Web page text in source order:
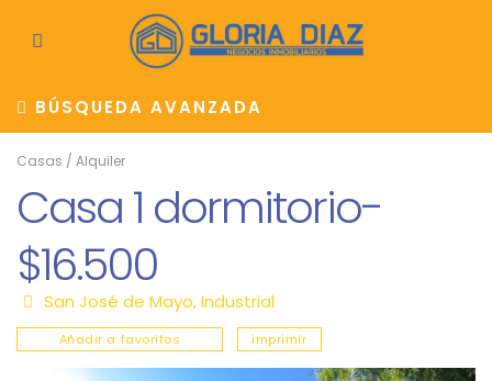
BÚSQUEDA AVANZADA
Casas / Alquiler
Casa 1 dormitorio-
$16.500
San José de Mayo,Industrial
Añadir a favoritos imprimir